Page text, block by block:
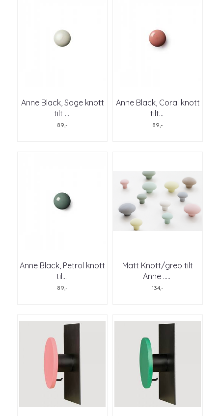
Anne Black, Sage knott
tilt ...
89,-
Anne Black, Coral knott
tilt...
89,-
Anne Black, Petrol knott
til...
89,-
Matt Knott/grep tilt
Anne .....
134,-